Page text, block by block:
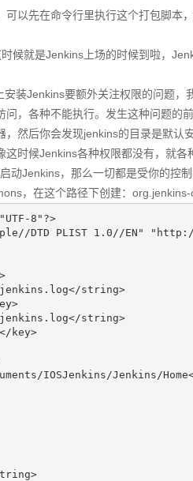
可以先在命令行里执行这个打包脚本
候就是Jenkins上场的时候到啦，
装Jenkins要额外关注权限的问题，
，各种不能执行。发生这种问题的
然后你会发现jenkins的目录是默认
时候Jenkins各种权限都没有，就
动Jenkins，那么一切都是受你的控
，在这个路径下创建：org.jenkins-
8"?>
DTD PLIST 1.0//EN"
string>
string>
key>
IOSJenkins/Jenkins/